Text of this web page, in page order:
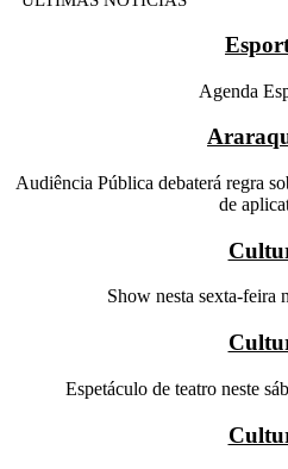
Agenda
Audiência Pública debaterá regra
de
Show nesta sexta-feira
Espetáculo de teatro neste